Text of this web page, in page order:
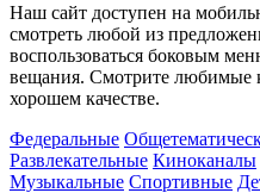
Наш сайт доступен на
смотреть любой из
воспользоваться боковым
вещания. Смотрите любимые
хорошем качестве.
Федеральные
Развлекательные Киноканалы
Музыкальные Спортивные